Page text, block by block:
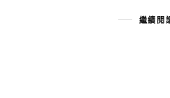
繼續閱